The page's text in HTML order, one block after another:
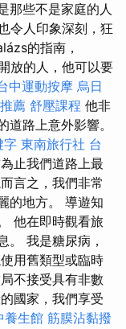
那些不是家庭的人
令人印象深刻，狂
的指南，
放的人，他可以要
中運動按摩 烏日
薦 舒壓課程 他非
路上意外影響。
字 東南旅行社 台
止我們道路上最
言之，我們非常
的地方。 導遊知
他在即時觀看旅
。 我是糖尿病，
用舊類型或臨時
不接受具有非數
國家，我們享受
養生館 筋膜沾黏撥